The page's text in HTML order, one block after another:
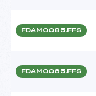
FDAM0085.FFS
FDAM0065.FFS